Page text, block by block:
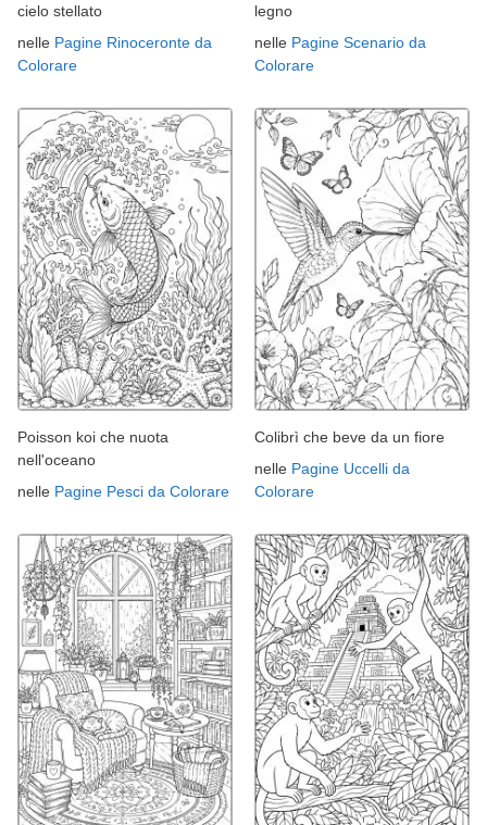
cielo stellato
nelle Pagine Rinoceronte da
Colorare
legno
nelle Pagine Scenario da
Colorare
Poisson koi che nuota
nell'oceano
nelle Pagine Pesci da Colorare
Colibrì che beve da un fiore
nelle Pagine Uccelli da
Colorare